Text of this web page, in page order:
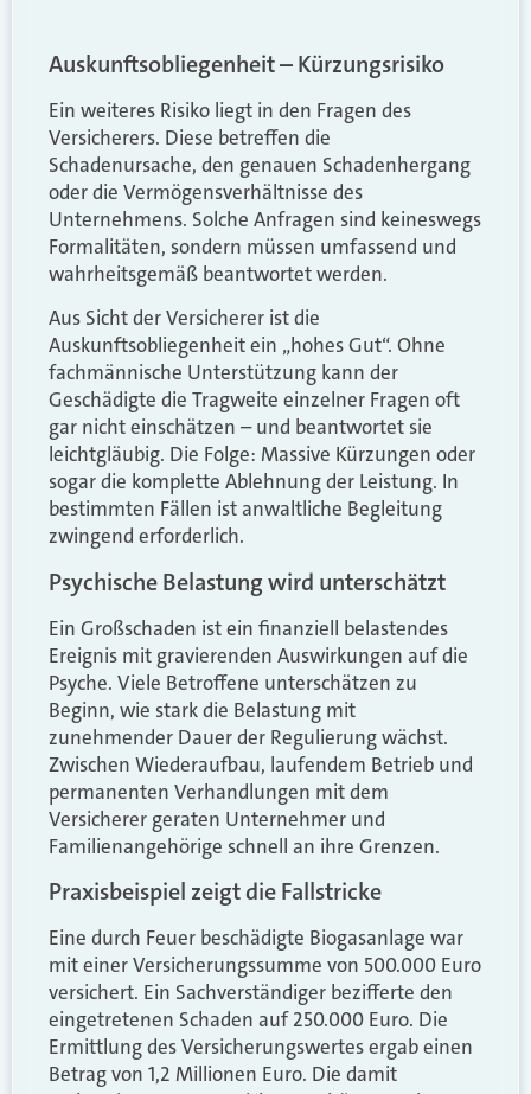
Auskunftsobliegenheit – Kürzungsrisiko
Ein weiteres Risiko liegt in den Fragen des
Versicherers. Diese betreffen die
Schadenursache, den genauen Schadenhergang
oder die Vermögensverhältnisse des
Unternehmens. Solche Anfragen sind keineswegs
Formalitäten, sondern müssen umfassend und
wahrheitsgemäß beantwortet werden.
Aus Sicht der Versicherer ist die
Auskunftsobliegenheit ein „hohes Gut“. Ohne
fachmännische Unterstützung kann der
Geschädigte die Tragweite einzelner Fragen oft
gar nicht einschätzen – und beantwortet sie
leichtgläubig. Die Folge: Massive Kürzungen oder
sogar die komplette Ablehnung der Leistung. In
bestimmten Fällen ist anwaltliche Begleitung
zwingend erforderlich.
Psychische Belastung wird unterschätzt
Ein Großschaden ist ein finanziell belastendes
Ereignis mit gravierenden Auswirkungen auf die
Psyche. Viele Betroffene unterschätzen zu
Beginn, wie stark die Belastung mit
zunehmender Dauer der Regulierung wächst.
Zwischen Wiederaufbau, laufendem Betrieb und
permanenten Verhandlungen mit dem
Versicherer geraten Unternehmer und
Familienangehörige schnell an ihre Grenzen.
Praxisbeispiel zeigt die Fallstricke
Eine durch Feuer beschädigte Biogasanlage war
mit einer Versicherungssumme von 500.000 Euro
versichert. Ein Sachverständiger bezifferte den
eingetretenen Schaden auf 250.000 Euro. Die
Ermittlung des Versicherungswertes ergab einen
Betrag von 1,2 Millionen Euro. Die damit